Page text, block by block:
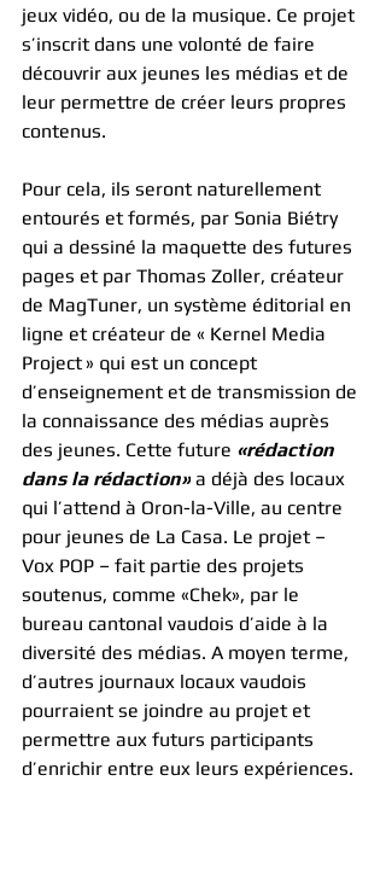
jeux vidéo, ou de la musique. Ce projet
s’inscrit dans une volonté de faire
découvrir aux jeunes les médias et de
leur permettre de créer leurs propres
contenus.
Pour cela, ils seront naturellement
entourés et formés, par Sonia Biétry
qui a dessiné la maquette des futures
pages et par Thomas Zoller, créateur
de MagTuner, un système éditorial en
ligne et créateur de « Kernel Media
Project » qui est un concept
d’enseignement et de transmission de
la connaissance des médias auprès
des jeunes. Cette future «rédaction
dans la rédaction» a déjà des locaux
qui l’attend à Oron-la-Ville, au centre
pour jeunes de La Casa. Le projet –
Vox POP – fait partie des projets
soutenus, comme «Chek», par le
bureau cantonal vaudois d’aide à la
diversité des médias. A moyen terme,
d’autres journaux locaux vaudois
pourraient se joindre au projet et
permettre aux futurs participants
d’enrichir entre eux leurs expériences.